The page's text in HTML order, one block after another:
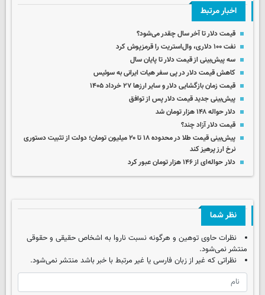
اخبار مرتبط
قیمت دلار تا آخر سال چقدر می‌شود؟
نفت ۱۰۰ دلاری، وال‌استریت را قرمزپوش کرد
سه پیش‌بینی از قیمت دلار تا پایان سال
کاهش قیمت دلار در پی سفر هیات ایرانی به سوئیس
قیمت زمان بازگشایی دلار و سایر ارزها ۲۷ خرداد ۱۴۰۵
پیش‌بینی جدید قیمت دلار پس از توافق
دلار حواله ۱۴۸ هزار تومان شد
قیمت دلار آزاد چند؟
پیش‌بینی قیمت طلا در محدوده ۱۸ تا ۲۰ میلیون تومان؛ دولت از تثبیت دستوری
نرخ ارز پرهیز کند
دلار حواله‌ای از ۱۴۶ هزار تومان عبور کرد
نظر شما
نظرات حاوی توهین و هرگونه نسبت ناروا به اشخاص حقیقی و حقوقی
منتشر نمی‌شود.
نظراتی که غیر از زبان فارسی یا غیر مرتبط با خبر باشد منتشر نمی‌شود.